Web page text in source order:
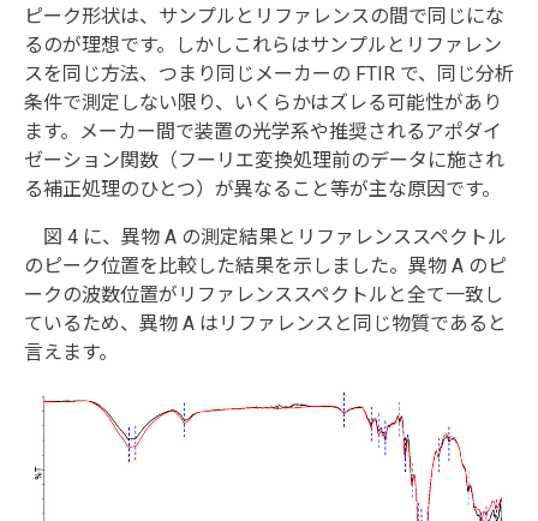
ピーク形状は、サンプルとリファレンスの間で同じにな
るのが理想です。しかしこれらはサンプルとリファレン
スを同じ方法、つまり同じメーカーの FTIR で、同じ分析
条件で測定しない限り、いくらかはズレる可能性があり
ます。メーカー間で装置の光学系や推奨されるアポダイ
ゼーション関数（フーリエ変換処理前のデータに施され
る補正処理のひとつ）が異なること等が主な原因です。
図 4 に、異物 A の測定結果とリファレンススペクトル
のピーク位置を比較した結果を示しました。異物 A のピ
ークの波数位置がリファレンススペクトルと全て一致し
ているため、異物 A はリファレンスと同じ物質であると
言えます。